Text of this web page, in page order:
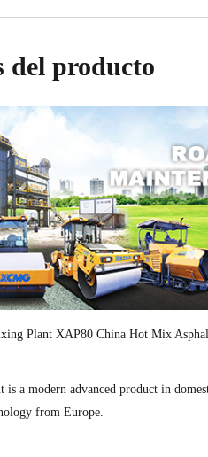
del producto
Plant XAP80 China Hot Mix
a modern advanced product in
from Europe.